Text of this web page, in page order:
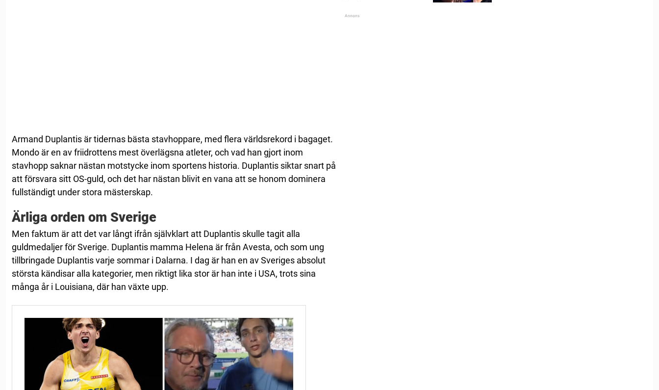
Armand Duplantis är tidernas bästa stavhoppare, med flera världsrekord i bagaget.
Mondo är en av friidrottens mest överlägsna atleter, och vad han gjort inom
stavhopp saknar nästan motstycke inom sportens historia. Duplantis siktar snart på
att försvara sitt OS-guld, och det har nästan blivit en vana att se honom dominera
fullständigt under stora mästerskap.
Ärliga orden om Sverige
Men faktum är att det var långt ifrån självklart att Duplantis skulle tagit alla
guldmedaljer för Sverige. Duplantis mamma Helena är från Avesta, och som ung
tillbringade Duplantis varje sommar i Dalarna. I dag är han en av Sveriges absolut
största kändisar alla kategorier, men riktigt lika stor är han inte i USA, trots sina
många år i Louisiana, där han växte upp.